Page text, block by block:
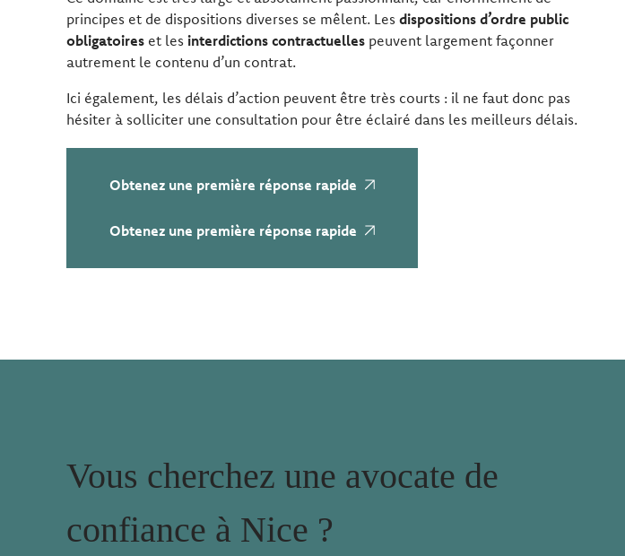
principes et de dispositions diverses se mêlent. Lesdispositions d’ordre public
obligatoires et lesinterdictions contractuelles peuvent largement façonner
autrement le contenu d’un contrat.
Ici également, les délais d’action peuvent être très courts : il ne faut donc pas
hésiter à solliciter une consultation pour être éclairé dans les meilleurs délais.
Obtenez une première réponse rapide
Obtenez une première réponse rapide
Vous cherchez une avocate de
confiance à Nice ?